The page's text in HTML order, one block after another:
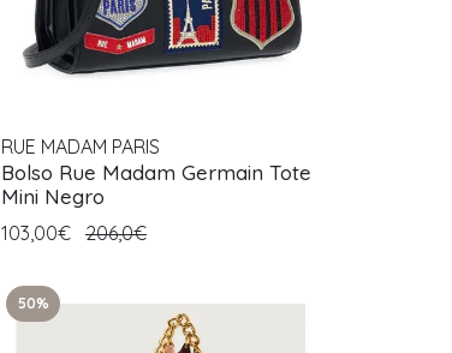
RUE MADAM PARIS
Bolso Rue Madam Germain Tote
Mini Negro
103,00€ 206,0€
50%